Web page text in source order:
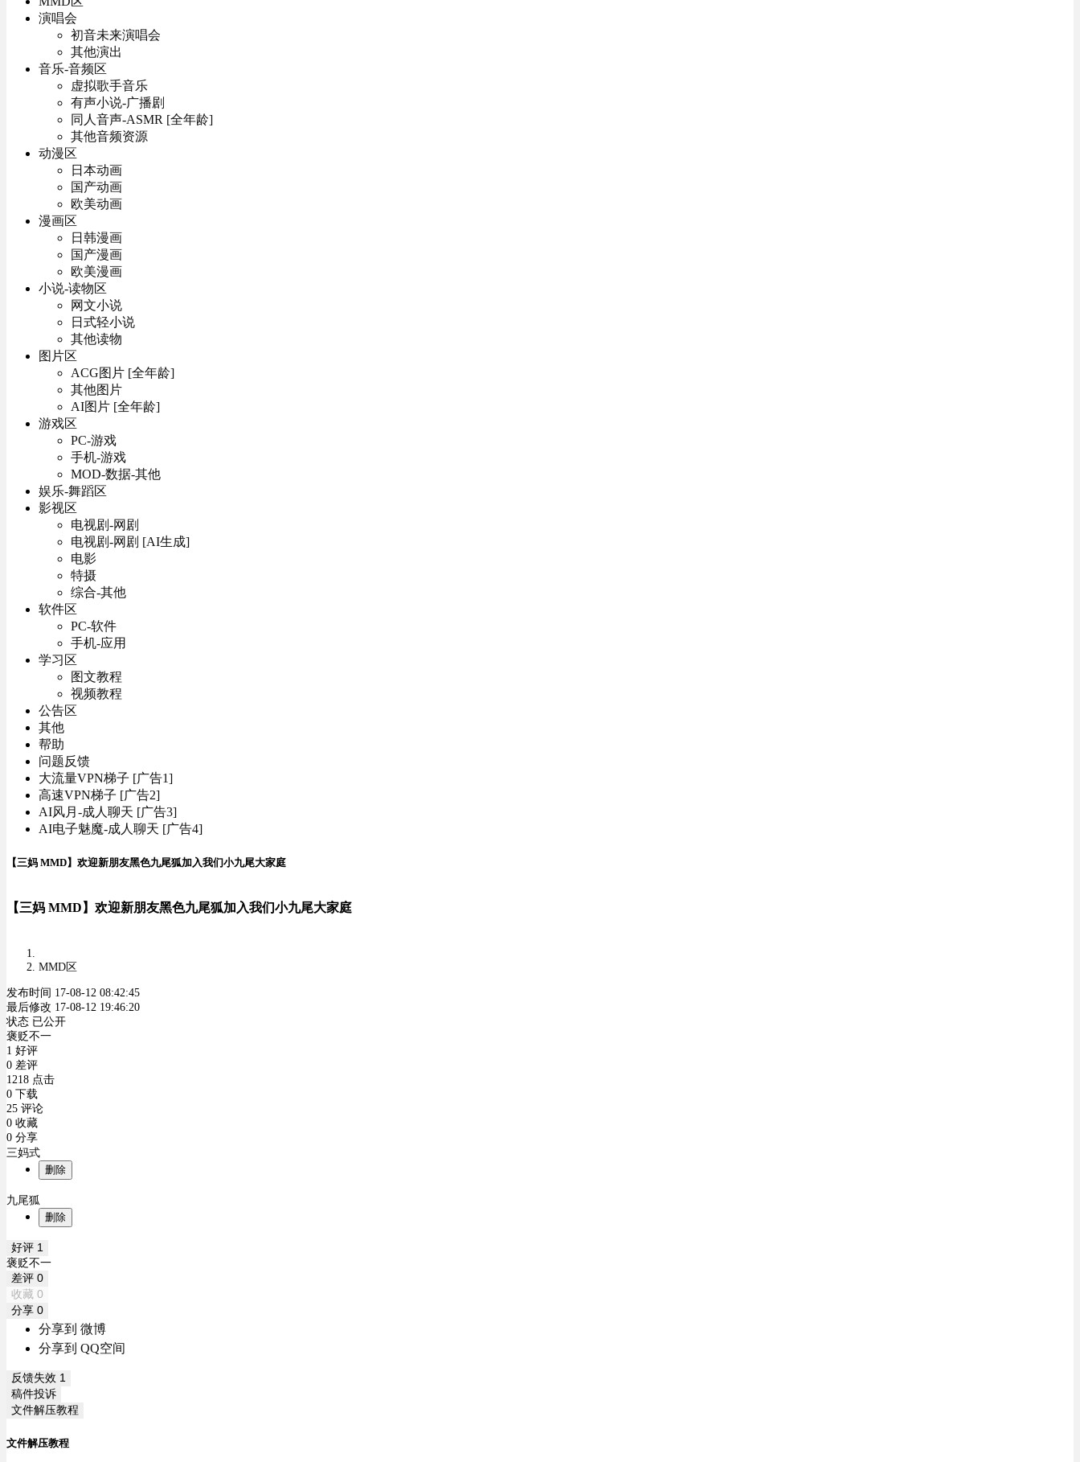
演唱会
初音未来演唱会
其他演出
音乐-音频区
虚拟歌手音乐
有声小说-广播剧
同人音声-ASMR [全年龄]
其他音频资源
动漫区
日本动画
国产动画
欧美动画
漫画区
日韩漫画
国产漫画
欧美漫画
小说-读物区
网文小说
日式轻小说
其他读物
图片区
ACG图片 [全年龄]
其他图片
AI图片 [全年龄]
游戏区
PC-游戏
手机-游戏
MOD-数据-其他
娱乐-舞蹈区
影视区
电视剧-网剧
电视剧-网剧 [AI生成]
电影
特摄
综合-其他
软件区
PC-软件
手机-应用
学习区
图文教程
视频教程
公告区
其他
帮助
问题反馈
大流量VPN梯子 [广告1]
高速VPN梯子 [广告2]
AI风月-成人聊天 [广告3]
AI电子魅魔-成人聊天 [广告4]
【三妈 MMD】欢迎新朋友黑色九尾狐加入我们小九尾大家庭
【三妈 MMD】欢迎新朋友黑色九尾狐加入我们小九尾大家庭
MMD区
发布时间 17-08-12 08:42:45
最后修改 17-08-12 19:46:20
状态 已公开
褒贬不一
1 好评
0 差评
1218 点击
0 下载
25 评论
0 收藏
0 分享
三妈式
删除
九尾狐
删除
好评 1
褒贬不一
差评 0
收藏 0
分享 0
分享到 微博
分享到 QQ空间
反馈失效 1
稿件投诉
文件解压教程
文件解压教程